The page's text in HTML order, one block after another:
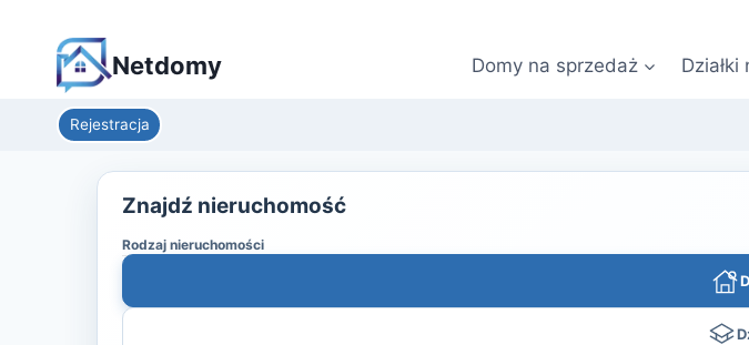
Netdomy Domy na sprzedaż
Rejestracja
Znajdź nieruchomość
Rodzaj nieruchomości